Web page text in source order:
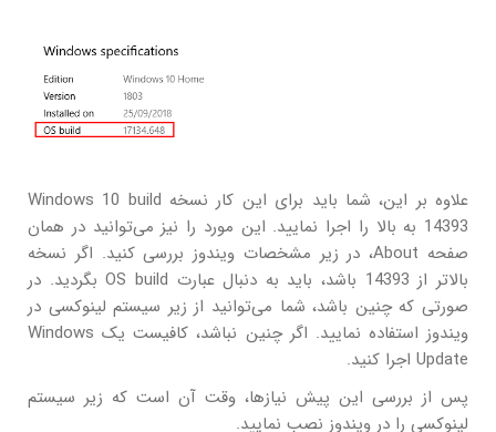
علاوه بر این، شما باید برای این کار نسخه Windows 10 build
14393 به بالا را اجرا نمایید. این مورد را نیز می‌توانید در همان
صفحه About، در زیر مشخصات ویندوز بررسی کنید. اگر نسخه
بالاتر از 14393 باشد، باید به دنبال عبارت OS build بگردید. در
صورتی که چنین باشد، شما می‌توانید از زیر سیستم لینوکسی در
ویندوز استفاده نمایید. اگر چنین نباشد، کافیست یک Windows
Update اجرا کنید.
پس از بررسی این پیش نیازها، وقت آن است که زیر سیستم
لینوکسی را در ویندوز نصب نمایید.